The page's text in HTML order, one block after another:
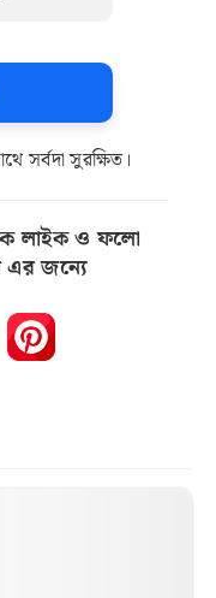
সর্বদা সুরক্ষিত।
লাইক ও ফলো
জন্যে